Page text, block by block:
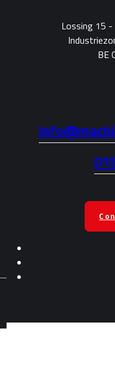
Lossing 15
BE